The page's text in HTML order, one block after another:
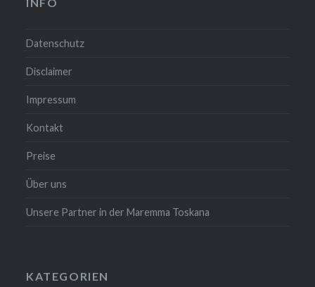
Datenschutz
Disclaimer
Impressum
Kontakt
Preise
Über uns
Unsere Partner in der Maremma Toskana
KATEGORIEN